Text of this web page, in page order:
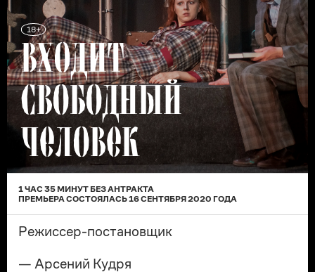
18+
ВХОДИТ
СВОБОДНЫЙ
ЧЕЛОВЕК
1 ЧАС 35 МИНУТ БЕЗ АНТРАКТА
ПРЕМЬЕРАСОСТОЯЛАСЬ16 СЕНТЯБРЯ 2020 ГОДА
Режиссер-постановщик
— Арсений Кудря